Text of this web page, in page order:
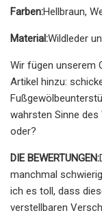
Farben:Hellbraun,
Material:Wildleder
Wir fügen unserem
Artikel hinzu:
wahrsten Sinne
oder?
DIE BEWERTUNGEN:
manchmal
ich es toll, dass
verstellbaren